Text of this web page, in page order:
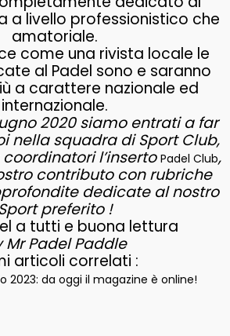
a livello professionistico che
amatoriale.
come una rivista locale le
al Padel sono e saranno
a carattere nazionale ed
internazionale.
2020 siamo entrati a far
nella squadra di Sport Club,
l’inserto Padel Club,
contributo con rubriche
dedicate al nostro
Sport preferito !
a tutti e buona lettura
Mr Padel Paddle
articoli correlati :
2023: da oggi il magazine è online!